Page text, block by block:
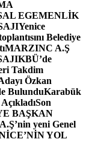
EGEMENLİK
Yenice
Belediye
MARZINC A.Ş
KBÜ’de
Takdim
Özkan
BulunduKarabük
Son
BAŞKAN
yeni Genel
YOL